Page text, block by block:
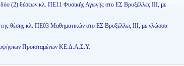
(2) θέσεων κλ. ΠΕ11 Φυσικής Αγωγής στο ΕΣ Βρυξέλλες ΙΙΙ, με
θέσης κλ. ΠΕ03 Μαθηματικών στο ΕΣ Βρυξέλλες ΙΙΙ, με γλώσσα
Προϊσταμένων ΚΕ.Δ.Α.Σ.Υ.